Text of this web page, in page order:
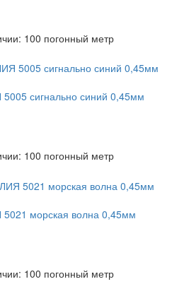
100 погонный метр
сигнально синий 0,45мм
100 погонный метр
морская волна 0,45мм
100 погонный метр